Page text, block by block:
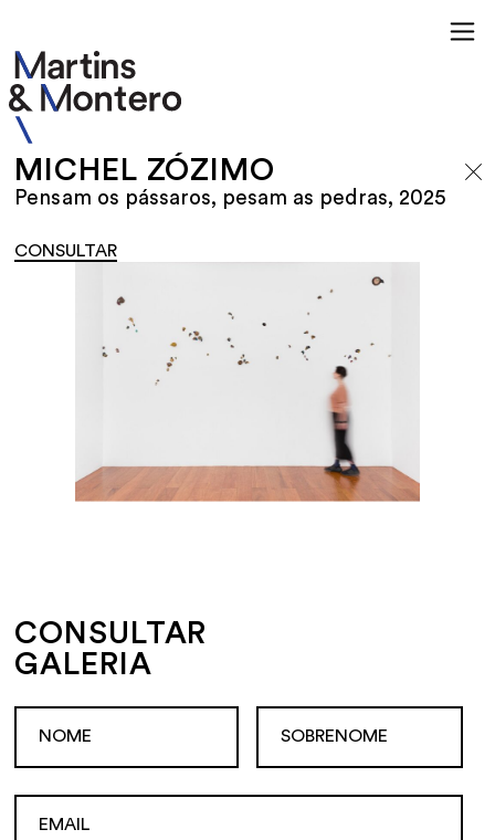
MICHEL ZÓZIMO
Pensam os pássaros, pesam as pedras, 2025
CONSULTAR
CONSULTAR
GALERIA